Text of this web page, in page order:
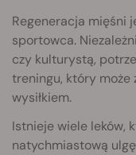
Regeneracja mięśni
sportowca.
czy kulturystą,
treningu, który może
wysiłkiem.
Istnieje wiele leków,
natychmiastową